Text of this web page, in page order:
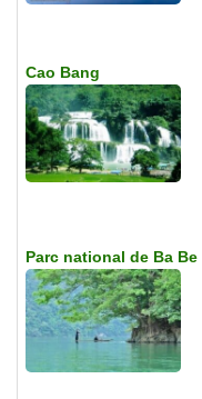
Cao Bang
Parc national de Ba Be